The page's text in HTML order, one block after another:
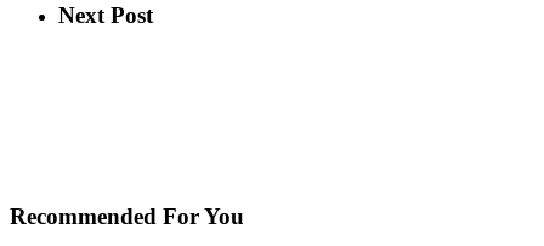
Next Post
Recommended For You